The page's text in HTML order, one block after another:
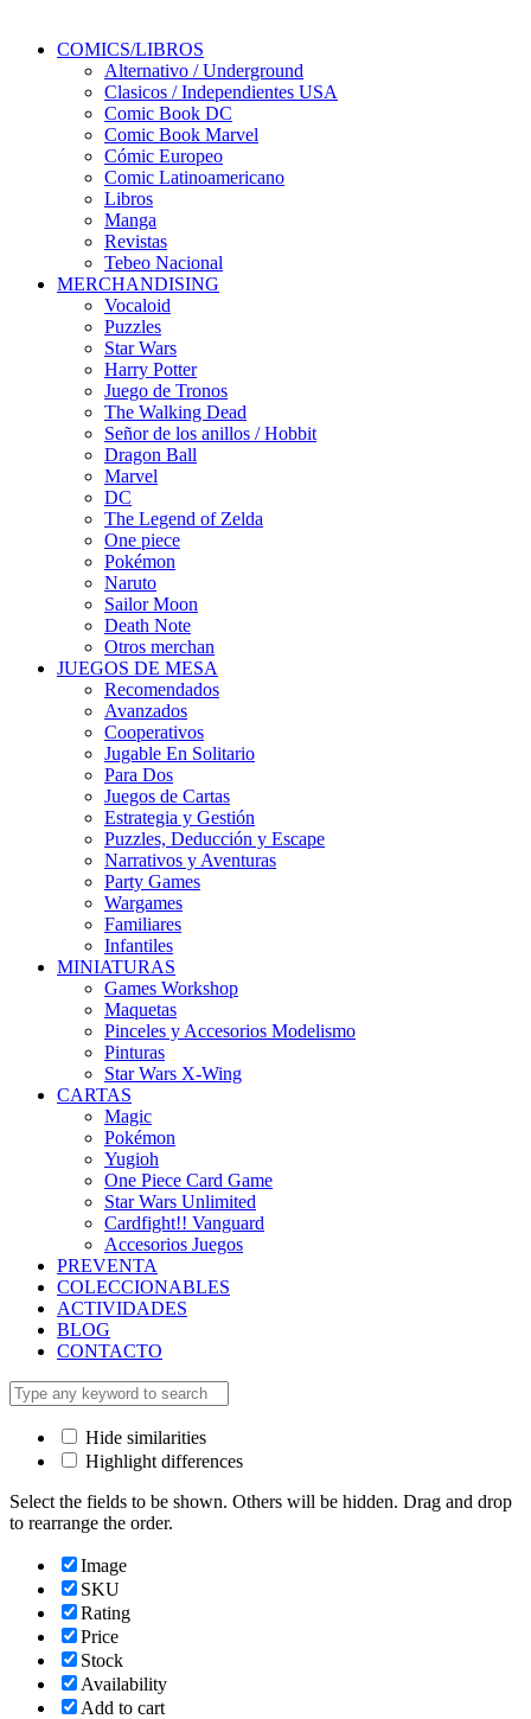
COMICS/LIBROS
Alternativo / Underground
Clasicos / Independientes USA
Comic Book DC
Comic Book Marvel
Cómic Europeo
Comic Latinoamericano
Libros
Manga
Revistas
Tebeo Nacional
MERCHANDISING
Vocaloid
Puzzles
Star Wars
Harry Potter
Juego de Tronos
The Walking Dead
Señor de los anillos / Hobbit
Dragon Ball
Marvel
DC
The Legend of Zelda
One piece
Pokémon
Naruto
Sailor Moon
Death Note
Otros merchan
JUEGOS DE MESA
Recomendados
Avanzados
Cooperativos
Jugable En Solitario
Para Dos
Juegos de Cartas
Estrategia y Gestión
Puzzles, Deducción y Escape
Narrativos y Aventuras
Party Games
Wargames
Familiares
Infantiles
MINIATURAS
Games Workshop
Maquetas
Pinceles y Accesorios Modelismo
Pinturas
Star Wars X-Wing
CARTAS
Magic
Pokémon
Yugioh
One Piece Card Game
Star Wars Unlimited
Cardfight!! Vanguard
Accesorios Juegos
PREVENTA
COLECCIONABLES
ACTIVIDADES
BLOG
CONTACTO
Hide similarities
Highlight differences
Select the fields to be shown. Others will be hidden. Drag and drop
to rearrange the order.
Image
SKU
Rating
Price
Stock
Availability
Add to cart